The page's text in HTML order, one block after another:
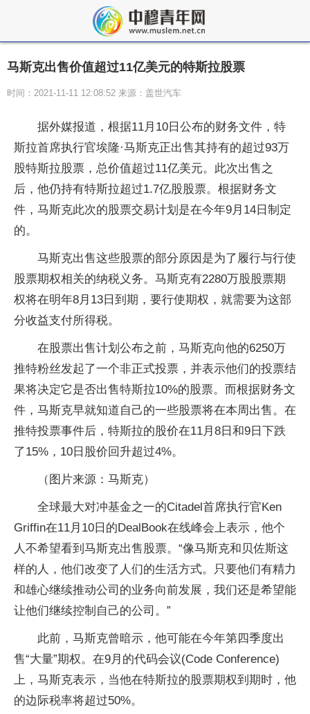
马斯克出售价值超过11亿美元的特斯拉股票
时间：2021-11-11 12:08:52 来源：盖世汽车
据外媒报道，根据11月10日公布的财务文件，特
斯拉首席执行官埃隆·马斯克正出售其持有的超过93万
股特斯拉股票，总价值超过11亿美元。此次出售之
后，他仍持有特斯拉超过1.7亿股股票。根据财务文
件，马斯克此次的股票交易计划是在今年9月14日制定
的。
马斯克出售这些股票的部分原因是为了履行与行使
股票期权相关的纳税义务。马斯克有2280万股股票期
权将在明年8月13日到期，要行使期权，就需要为这部
分收益支付所得税。
在股票出售计划公布之前，马斯克向他的6250万
推特粉丝发起了一个非正式投票，并表示他们的投票结
果将决定它是否出售特斯拉10%的股票。而根据财务文
件，马斯克早就知道自己的一些股票将在本周出售。在
推特投票事件后，特斯拉的股价在11月8日和9日下跌
了15%，10日股价回升超过4%。
（图片来源：马斯克）
全球最大对冲基金之一的Citadel首席执行官Ken
Griffin在11月10日的DealBook在线峰会上表示，他个
人不希望看到马斯克出售股票。“像马斯克和贝佐斯这
样的人，他们改变了人们的生活方式。只要他们有精力
和雄心继续推动公司的业务向前发展，我们还是希望能
让他们继续控制自己的公司。”
此前，马斯克曾暗示，他可能在今年第四季度出
售“大量”期权。在9月的代码会议(Code Conference)
上，马斯克表示，当他在特斯拉的股票期权到期时，他
的边际税率将超过50%。